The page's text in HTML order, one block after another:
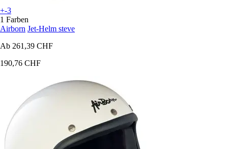
+-3
1 Farben
Airborn Jet-Helm steve
Ab 261,39 CHF
190,76 CHF